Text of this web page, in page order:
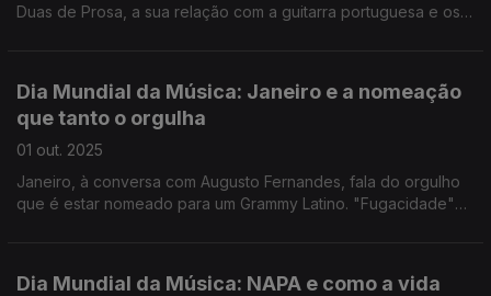
Duas de Prosa, a sua relação com a guitarra portuguesa e os
Dia Mundial da Música: Janeiro e a nomeação
que tanto o orgulha
01 out. 2025
Janeiro, à conversa com Augusto Fernandes, fala do orgulho
que é estar nomeado para um Grammy Latino. "Fugacidade"
Dia Mundial da Música: NAPA e como a vida